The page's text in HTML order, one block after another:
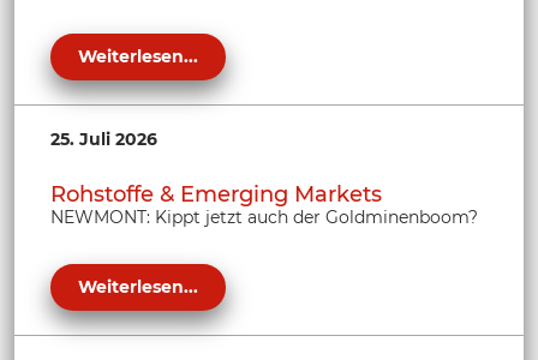
Weiterlesen...
25. Juli 2026
Rohstoffe & Emerging Markets
NEWMONT: Kippt jetzt auch der Goldminenboom?
Weiterlesen...